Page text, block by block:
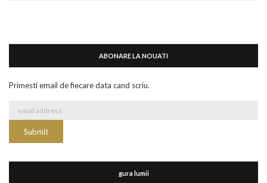
ABONARE LA NOUATI
Primesti email de fiecare data cand scriu.
gura lumii